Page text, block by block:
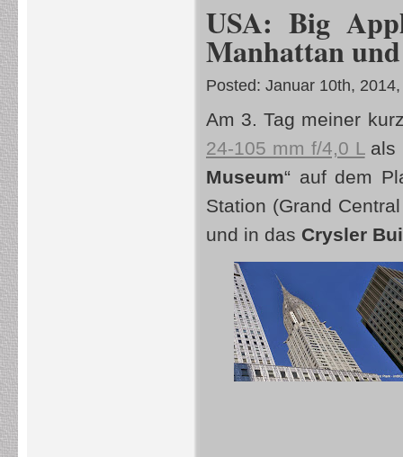
USA: Big
Manhattan
Posted: Januar 10th,
Am 3. Tag meiner
24-105 mm f/4,0 Lals
Museum“ auf dem
Station (Grand
und in das Crysler